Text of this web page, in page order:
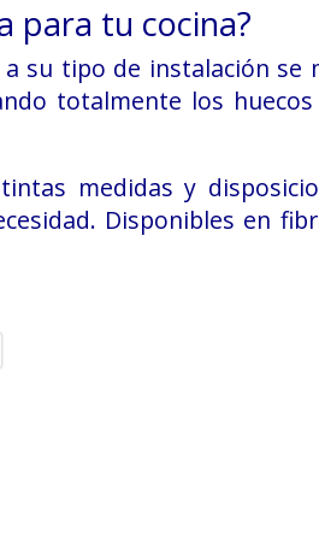
para tu cocina?
su tipo de instalación se
totalmente los
medidas y
Disponibles en